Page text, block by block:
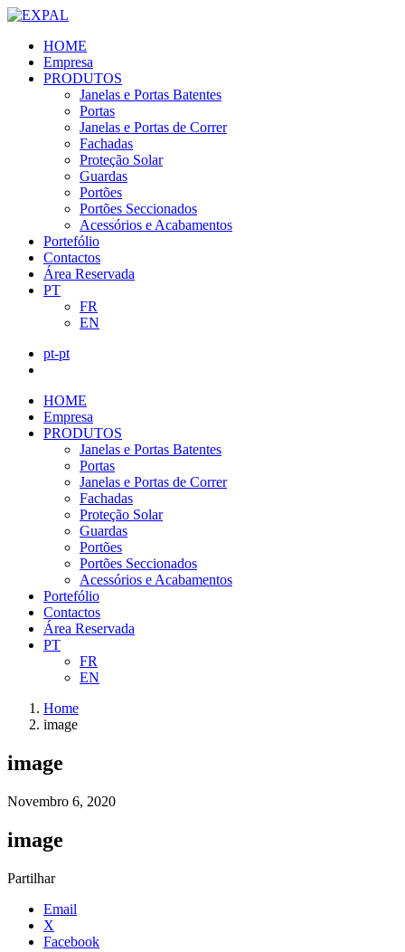
HOME
Empresa
PRODUTOS
Janelas e Portas Batentes
Portas
Janelas e Portas de Correr
Fachadas
Proteção Solar
Guardas
Portões
Portões Seccionados
Acessórios e Acabamentos
Portefólio
Contactos
Área Reservada
PT
FR
EN
pt-pt
HOME
Empresa
PRODUTOS
Janelas e Portas Batentes
Portas
Janelas e Portas de Correr
Fachadas
Proteção Solar
Guardas
Portões
Portões Seccionados
Acessórios e Acabamentos
Portefólio
Contactos
Área Reservada
PT
FR
EN
Home
image
image
Novembro 6, 2020
image
Partilhar
Email
X
Facebook